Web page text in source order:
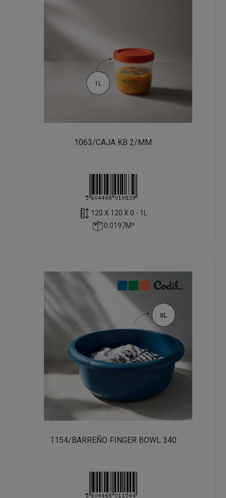
1063/CAJA KB 2/MM
120 X 120 X 0 - 1L
0.0197M³
1154/BARREÑO FINGER BOWL 340